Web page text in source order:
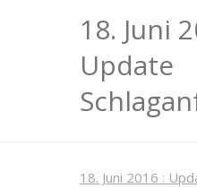
18. Juni
Update
18. Juni 2016 :